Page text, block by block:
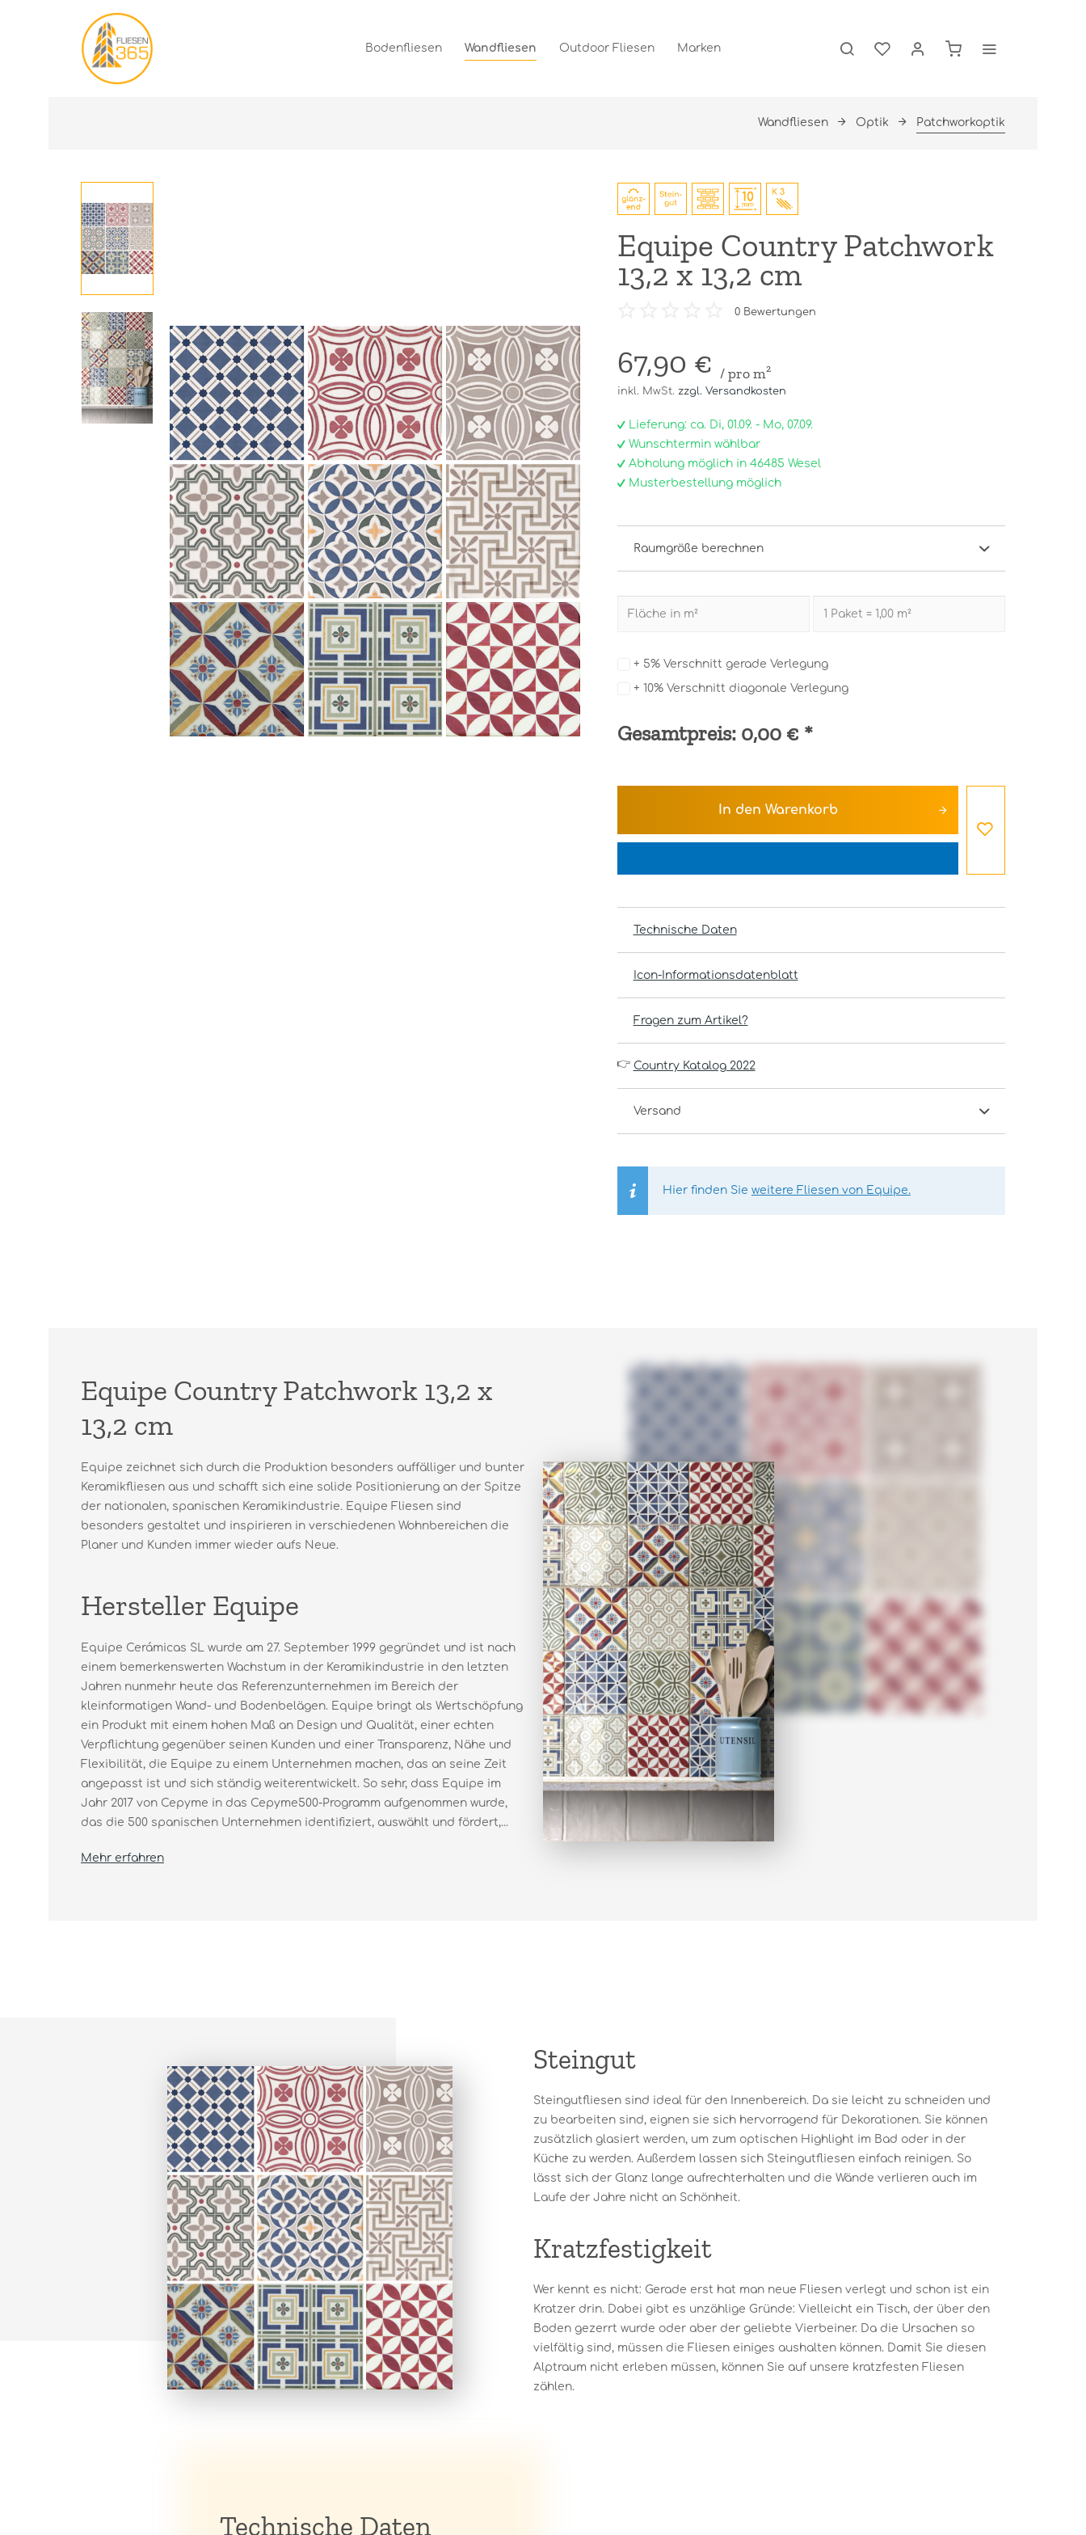
Bodenfliesen Wandfliesen Outdoor Fliesen Marken
Wandfliesen Optik Patchworkoptik
Equipe Country Patchwork
13,2 x 13,2 cm
0Bewertungen
67,90 € / pro m²
inkl. MwSt. zzgl. Versandkosten
Lieferung: ca. Di, 01.09. - Mo, 07.09.
Wunschtermin wählbar
Abholung möglich in 46485 Wesel
Musterbestellung möglich
Raumgröße berechnen
+ 5% Verschnitt gerade Verlegung
+ 10% Verschnitt diagonale Verlegung
Gesamtpreis: 0,00 € *
In den Warenkorb
Technische Daten
Icon-Informationsdatenblatt
Fragen zum Artikel?
👉 Country Katalog 2022
Versand
Hier finden Sie weitere Fliesen von Equipe.
Equipe Country Patchwork 13,2 x
13,2 cm
Equipe zeichnet sich durch die Produktion besonders auffälliger und bunter
Keramikfliesen aus und schafft sich eine solide Positionierung an der Spitze
der nationalen, spanischen Keramikindustrie. Equipe Fliesen sind
besonders gestaltet und inspirieren in verschiedenen Wohnbereichen die
Planer und Kunden immer wieder aufs Neue.
Hersteller Equipe
Equipe Cerámicas SL wurde am 27. September 1999 gegründet und ist nach
einem bemerkenswerten Wachstum in der Keramikindustrie in den letzten
Jahren nunmehr heute das Referenzunternehmen im Bereich der
kleinformatigen Wand- und Bodenbelägen. Equipe bringt als Wertschöpfung
ein Produkt mit einem hohen Maß an Design und Qualität, einer echten
Verpflichtung gegenüber seinen Kunden und einer Transparenz, Nähe und
Flexibilität, die Equipe zu einem Unternehmen machen, das an seine Zeit
angepasst ist und sich ständig weiterentwickelt. So sehr, dass Equipe im
Jahr 2017 von Cepyme in das Cepyme500-Programm aufgenommen wurde,
das die 500 spanischen Unternehmen identifiziert, auswählt und fördert,...
Mehr erfahren
Steingut
Steingutfliesen sind ideal für den Innenbereich. Da sie leicht zu schneiden und
zu bearbeiten sind, eignen sie sich hervorragend für Dekorationen. Sie können
zusätzlich glasiert werden, um zum optischen Highlight im Bad oder in der
Küche zu werden. Außerdem lassen sich Steingutfliesen einfach reinigen. So
lässt sich der Glanz lange aufrechterhalten und die Wände verlieren auch im
Laufe der Jahre nicht an Schönheit.
Kratzfestigkeit
Wer kennt es nicht: Gerade erst hat man neue Fliesen verlegt und schon ist ein
Kratzer drin. Dabei gibt es unzählige Gründe: Vielleicht ein Tisch, der über den
Boden gezerrt wurde oder aber der geliebte Vierbeiner. Da die Ursachen so
vielfältig sind, müssen die Fliesen einiges aushalten können. Damit Sie diesen
Alptraum nicht erleben müssen, können Sie auf unsere kratzfesten Fliesen
zählen.
Technische Daten